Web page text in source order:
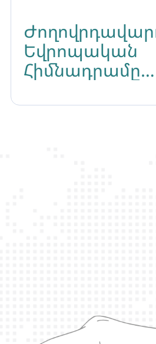
Եվրոպական
Հիմնադրամը
2023թ․-ի